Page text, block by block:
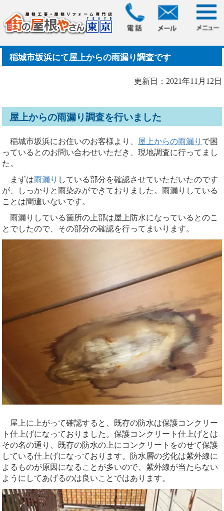
> 稲城市坂浜にて屋上からの雨漏り調査です
稲城市坂浜にて屋上からの雨漏り調査です
更新日：2021年11月12日
屋上からの雨漏り調査を行いました
稲城市坂浜にお住いのお客様より、 屋上からの雨漏り で困
っているとのお問い合わせいただき、現地調査に行ってまし
た。
まずは雨漏り している部分を確認させていただいたのです
が、しっかりと雨染みができておりました。雨漏りしている
ことは間違いないです。
雨漏りしている箇所の上部は屋上防水になっているとのこ
とでしたので、その部分の確認を行ってまいります。
屋上に上がって確認すると、既存の防水は保護コンクリー
ト仕上げになっておりました。保護コンクリート仕上げとは
その名の通り、既存の防水の上にコンクリートをのせて保護
している仕上げになっております。防水層の劣化は紫外線に
よるものが原因になることが多いので、紫外線が当たらない
ようにしてあげるのは良いことではあります。